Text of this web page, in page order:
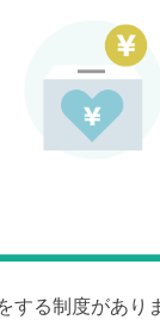
する制度があり